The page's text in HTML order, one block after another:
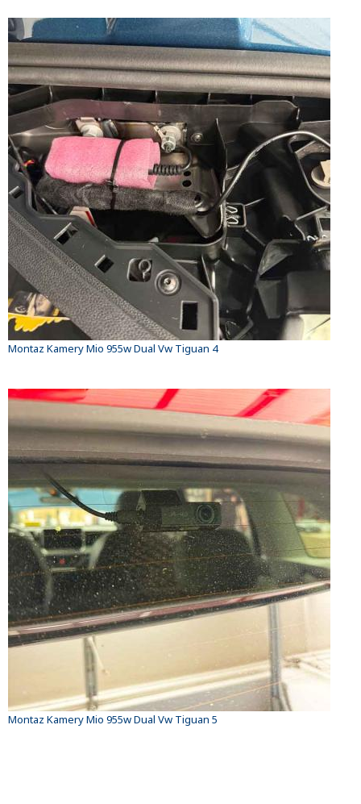
Montaz Kamery Mio 955w Dual Vw Tiguan 4
Montaz Kamery Mio 955w Dual Vw Tiguan 5